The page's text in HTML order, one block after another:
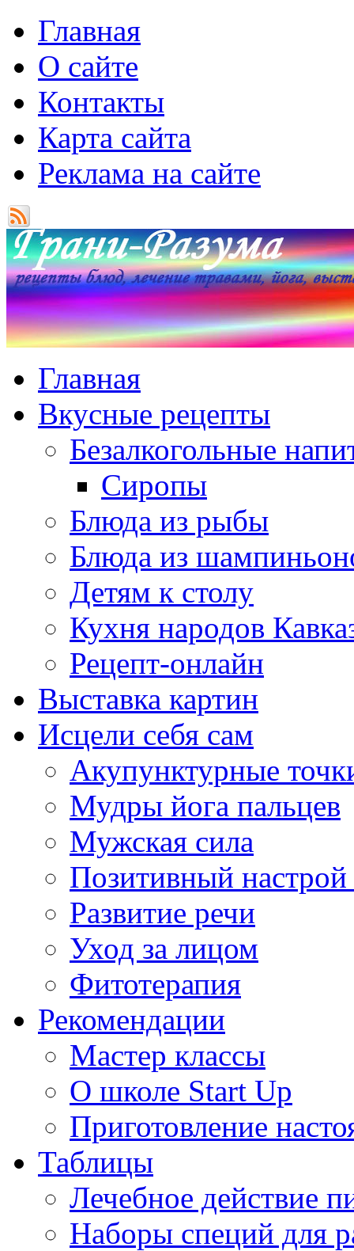
Главная
О сайте
Контакты
Карта сайта
Реклама на сайте
Главная
Вкусные рецепты
Безалкогольные
Сиропы
Блюда из рыбы
Блюда из
Детям к столу
Кухня народов
Рецепт-онлайн
Выставка картин
Исцели себя сам
Акупунктурные
Мудры йога пальцев
Мужская сила
Позитивный
Развитие речи
Уход за лицом
Фитотерапия
Рекомендации
Мастер классы
О школе Start Up
Приготовление
Таблицы
Лечебное действие
Наборы специй для